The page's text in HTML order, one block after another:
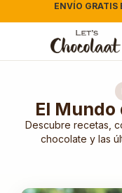
ENVÍO GRATIS
El Mundo
Descubre recetas,
chocolate y las